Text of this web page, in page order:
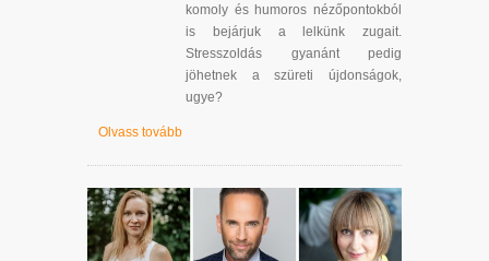
komoly és humoros nézőpontokból
is bejárjuk a lelkünk zugait.
Stresszoldás gyanánt pedig
jöhetnek a szüreti újdonságok,
ugye?
Olvass tovább